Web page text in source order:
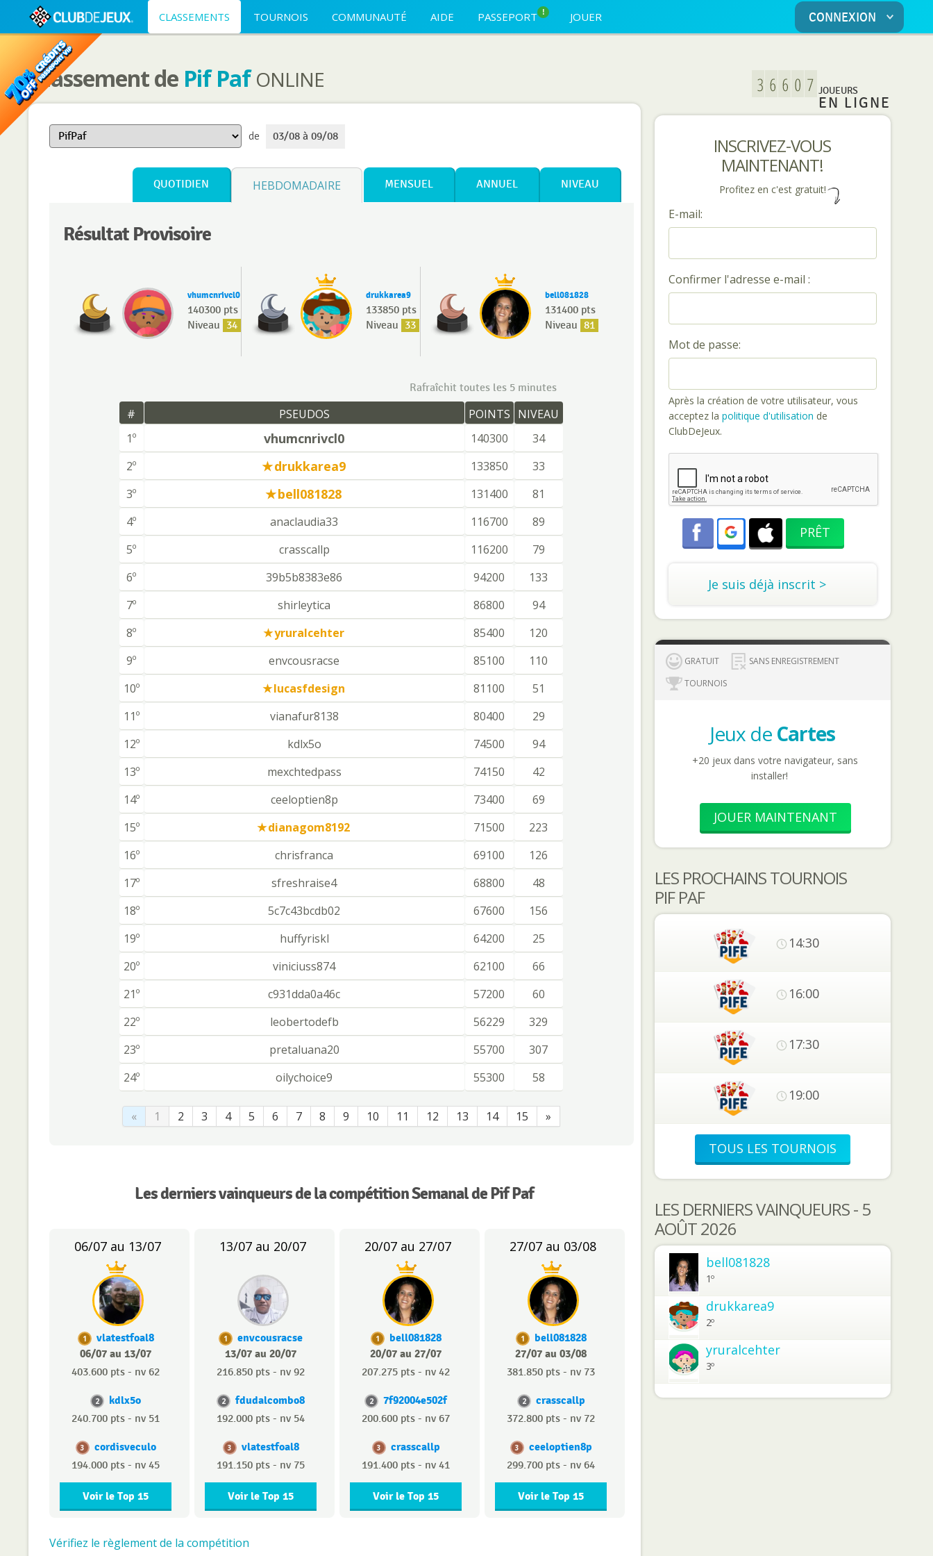
CLASSEMENTS TOURNOIS COMMUNAUTÉ AIDE PASSEPORT ! JOUER CONNEXION
Classement de Pif Paf ONLINE
de 03/08 à 09/08
QUOTIDIEN HEBDOMADAIRE MENSUEL ANNUEL NIVEAU
Résultat Provisoire
vhumcnrivcl0
140300 pts
Niveau 34
drukkarea9
133850 pts
Niveau 33
bell081828
131400 pts
Niveau 81
Rafraîchit toutes les 5 minutes
# PSEUDOS POINTS NIVEAU
1º
vhumcnrivcl0 140300
34
2º
drukkarea9 133850
33
3º
bell081828 131400
81
4º
anaclaudia33 116700
89
5º
crasscallp 116200
79
6º
39b5b8383e86 94200
133
7º
shirleytica 86800
94
8º
yruralcehter 85400
120
9º
envcousracse 85100
110
10º
lucasfdesign 81100
51
11º
vianafur8138 80400
29
12º
kdlx5o 74500
94
13º
mexchtedpass 74150
42
14º
ceeloptien8p 73400
69
15º
dianagom8192 71500
223
16º
chrisfranca 69100
126
17º
sfreshraise4 68800
48
18º
5c7c43bcdb02 67600
156
19º
huffyriskl 64200
25
20º
viniciuss874 62100
66
21º
c931dda0a46c 57200
60
22º
leobertodefb 56229
329
23º
pretaluana20 55700
307
24º
oilychoice9 55300 58
« 1 2 3 4 5 6 7 8 9 10 11 12 13 14 15 »
Les derniers vainqueurs de la compétition Semanal de Pif Paf
06/07 au 13/07
1
vlatestfoal8
06/07 au 13/07
403.600 pts - nv 62
2 kdlx5o
240.700 pts - nv 51
3 cordisveculo
194.000 pts - nv 45
Voir le Top 15
13/07 au 20/07
1
envcousracse
13/07 au 20/07
216.850 pts - nv 92
2 fdudalcombo8
192.000 pts - nv 54
3 vlatestfoal8
191.150 pts - nv 75
Voir le Top 15
20/07 au 27/07
1
bell081828
20/07 au 27/07
207.275 pts - nv 42
2 7f92004e502f
200.600 pts - nv 67
3 crasscallp
191.400 pts - nv 41
Voir le Top 15
27/07 au 03/08
1
bell081828
27/07 au 03/08
381.850 pts - nv 73
2 crasscallp
372.800 pts - nv 72
3 ceeloptien8p
299.700 pts - nv 64
Voir le Top 15
Vérifiez le règlement de la compétition
JOUEURS
EN LIGNE
INSCRIVEZ-VOUS
MAINTENANT!
Profitez en c'est gratuit!
E-mail:
Confirmer l'adresse e-mail :
Mot de passe:
Après la création de votre utilisateur, vous
acceptez la politique d'utilisation de
ClubDeJeux.
Je suis déjà inscrit >
GRATUIT
SANS ENREGISTREMENT
TOURNOIS
Jeux de Cartes
+20 jeux dans votre navigateur, sans
installer!
JOUER MAINTENANT
LES PROCHAINS TOURNOIS
PIF PAF
14:30
16:00
17:30
19:00
TOUS LES TOURNOIS
LES DERNIERS VAINQUEURS - 5
AOÛT 2026
bell081828
1º
drukkarea9
2º
yruralcehter
3º